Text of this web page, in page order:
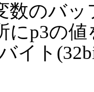
数のバ
にp3の
イト